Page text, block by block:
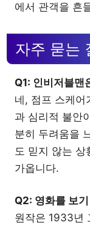
에서 관객을 흔
자주 묻는
Q1: 인비저블맨
네, 점프 스케어
과 심리적 불안
분히 두려움을
도 믿지 않는
가옵니다.
Q2: 영화를 보
원작은 1933년